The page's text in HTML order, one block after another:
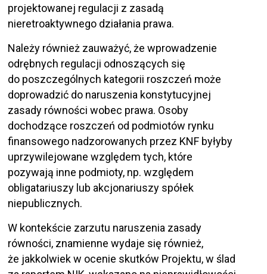
projektowanej regulacji z zasadą
nieretroaktywnego działania prawa.
Należy również zauważyć, że wprowadzenie
odrębnych regulacji odnoszących się
do poszczególnych kategorii roszczeń może
doprowadzić do naruszenia konstytucyjnej
zasady równości wobec prawa. Osoby
dochodzące roszczeń od podmiotów rynku
finansowego nadzorowanych przez KNF byłyby
uprzywilejowane względem tych, które
pozywają inne podmioty, np. względem
obligatariuszy lub akcjonariuszy spółek
niepublicznych.
W kontekście zarzutu naruszenia zasady
równości, znamienne wydaje się również,
że jakkolwiek w ocenie skutków Projektu, w ślad